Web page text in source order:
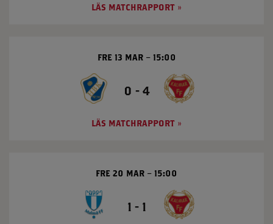
LÄS MATCHRAPPORT
0 - 4
FRE 13 MAR 15:00
LÄS MATCHRAPPORT
1 - 1
FRE 20 MAR 15:00